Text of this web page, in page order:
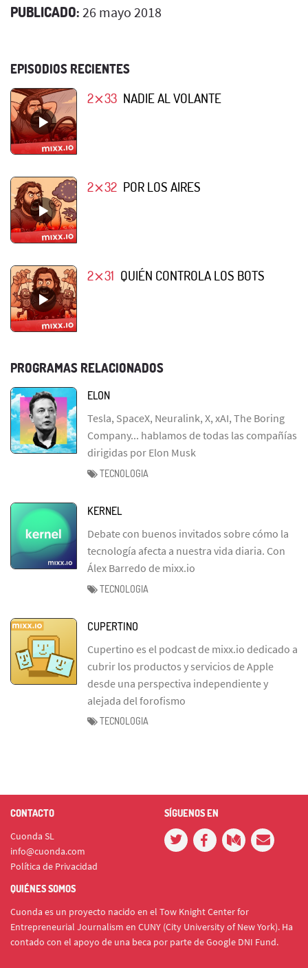
PUBLICADO: 26 mayo 2018
EPISODIOS RECIENTES
2⨯33 NADIE AL VOLANTE
2⨯32 POR LOS AIRES
2⨯31 QUIÉN CONTROLA LOS BOTS
PROGRAMAS RELACIONADOS
ELON
Tesla, SpaceX, Neuralink, X, xAI, The Boring
Company... hablamos de todas las compañías
dirigidas por Elon Musk
TECNOLOGIA
KERNEL
Debate con buenos invitados sobre cómo la
tecnología afecta a nuestra vida diaria. Con
Álex Barredo de mixx.io
TECNOLOGIA
CUPERTINO
Cupertino es el podcast de mixx.io dedicado a
cubrir los productos y servicios de Apple
desde una perspectiva independiente y
alejada del forofismo
TECNOLOGIA
CONTACTO
Cuonda SL
info@cuonda.com
Política de Privacidad
SÍGUENOS EN
QUIÉNES SOMOS
Cuonda es un proyecto nacido en el Tow Knight Center for
Entrepreneurial Journalism en CUNY (City University of New York). Ha
contado con el apoyo de una beca por parte de Google DNI Fund.